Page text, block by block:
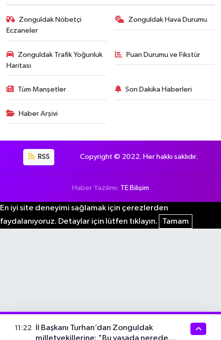
Zonguldak Nöbetçi
Eczaneler
Zonguldak Hava Durumu
Zonguldak Trafik Yoğunluk
Haritası
Puan Durumu ve Fikstür
Tüm Manşetler Son Dakika Haberleri
Haber Arşivi
RSS Copyright © 2022. Her hakkı saklıdır.
Haber Yazılımı: TE Bilişim
En iyi site deneyimi sağlamak için çerezlerden
faydalanıyoruz. Detaylar için lütfen tıklayın.
Tamam
11:22
İl Başkanı Turhan’dan Zonguldak
milletvekillerine: "Bu yasada nerede